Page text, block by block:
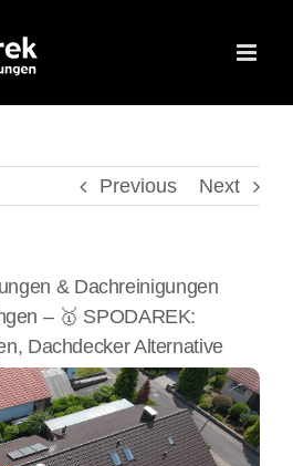
Previous Next
& Dachreinigungen
– 🥇 SPODAREK:
Dachdecker Alternative